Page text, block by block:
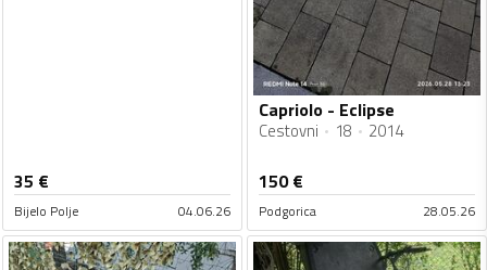
35 €
Bijelo Polje 04.06.26
Capriolo - Eclipse
Cestovni 18 2014
150€
Podgorica 28.05.26